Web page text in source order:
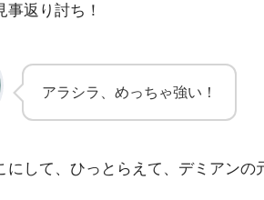
事返り討ち！
アラシラ、めっちゃ強い！
にして、ひっとらえて、デミアンの